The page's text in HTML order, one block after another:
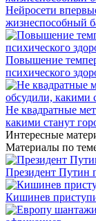
Нейросети
жизнеспособный
Повышение
психического
Не квадратные
какими станут
Интересные
Материалы по
Президент Путин
Кишинев